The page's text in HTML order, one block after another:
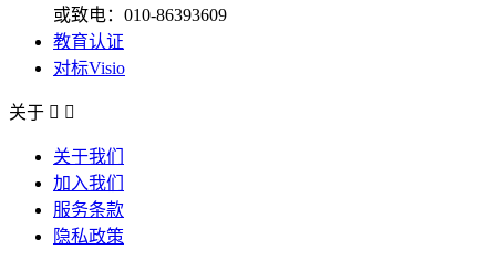
或致电：010-86393609
教育认证
对标Visio
关于  
关于我们
加入我们
服务条款
隐私政策